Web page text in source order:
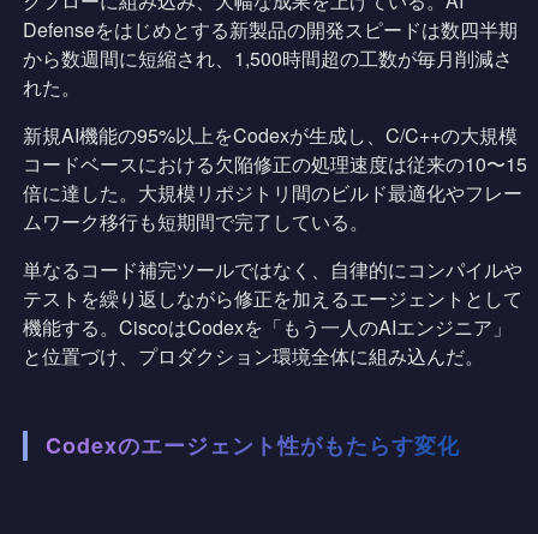
Defenseをはじめとする新製品の開発スピードは数四半期
から数週間に短縮され、1,500時間超の工数が毎月削減さ
れた。
新規AI機能の95%以上をCodexが生成し、C/C++の大規模
コードベースにおける欠陥修正の処理速度は従来の10〜15
倍に達した。大規模リポジトリ間のビルド最適化やフレー
ムワーク移行も短期間で完了している。
単なるコード補完ツールではなく、自律的にコンパイルや
テストを繰り返しながら修正を加えるエージェントとして
機能する。CiscoはCodexを「もう一人のAIエンジニア」
と位置づけ、プロダクション環境全体に組み込んだ。
Codexのエージェント性がもたらす変化